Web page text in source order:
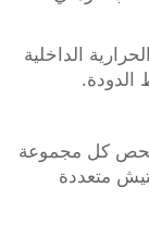
الداخلية
فحص كل مجموعة
متعددة